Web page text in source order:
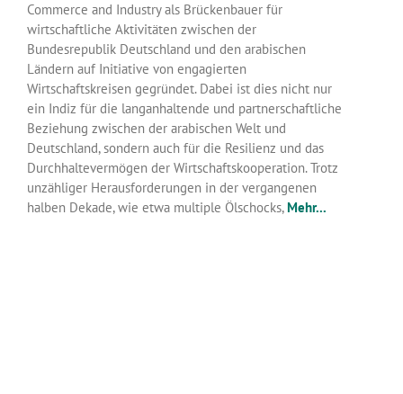
Commerce and Industry als Brückenbauer für
wirtschaftliche Aktivitäten zwischen der
Bundesrepublik Deutschland und den arabischen
Ländern auf Initiative von engagierten
Wirtschaftskreisen gegründet. Dabei ist dies nicht nur
ein Indiz für die langanhaltende und partnerschaftliche
Beziehung zwischen der arabischen Welt und
Deutschland, sondern auch für die Resilienz und das
Durchhaltevermögen der Wirtschaftskooperation. Trotz
unzähliger Herausforderungen in der vergangenen
halben Dekade, wie etwa multiple Ölschocks, Mehr...